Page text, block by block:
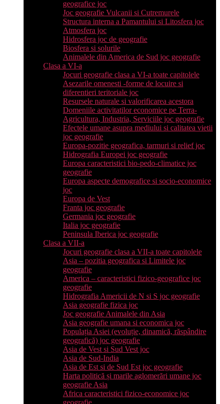
geografice joc
Joc geografie Vulcanii si Cutremurele
Structura interna a Pamantului si Litosfera joc
Atmosfera joc
Hidrosfera joc de geografie
Biosfera si solurile
Animalele din America de Sud joc geografie
Clasa a VI-a
Jocuri geografie clasa a VI-a toate capitolele
Asezarile omenesti -forme de locuire si
diferentieri teritoriale joc
Resursele naturale si valorificarea acestora
Domeniile activitatilor economice pe Terra-
Agricultura, Industria, Serviciile joc geografie
Efectele umane asupra mediului si calitatea vietii
joc geografie
Europa-pozitie geografica, tarmuri si relief joc
Hidrografia Europei joc geografie
Europa caracteristici bio-pedo-climatice joc
geografie
Europa aspecte demografice si socio-economice
joc
Europa de Vest
Franta joc geografie
Germania joc geografie
Italia joc geografie
Peninsula Iberica joc geografie
Clasa a VII-a
Jocuri geografie clasa a VII-a toate capitolele
Asia – pozitia geografica si Limitele joc
geografie
America – caracteristici fizico-geografice joc
geografie
Hidrografia Americii de N si S joc geografie
Asia geografie fizica joc
Joc geografie Animalele din Asia
Asia geografie umana si economica joc
Populația Asiei (evoluție, dinamică, răspândire
geografică) joc geografie
Asia de Vest si Sud Vest joc
Asia de Sud-India
Asia de Est si de Sud Est joc geografie
Harta politică și marile aglomerări umane joc
geografie Asia
Africa caracteristici fizico-economice joc
geografie